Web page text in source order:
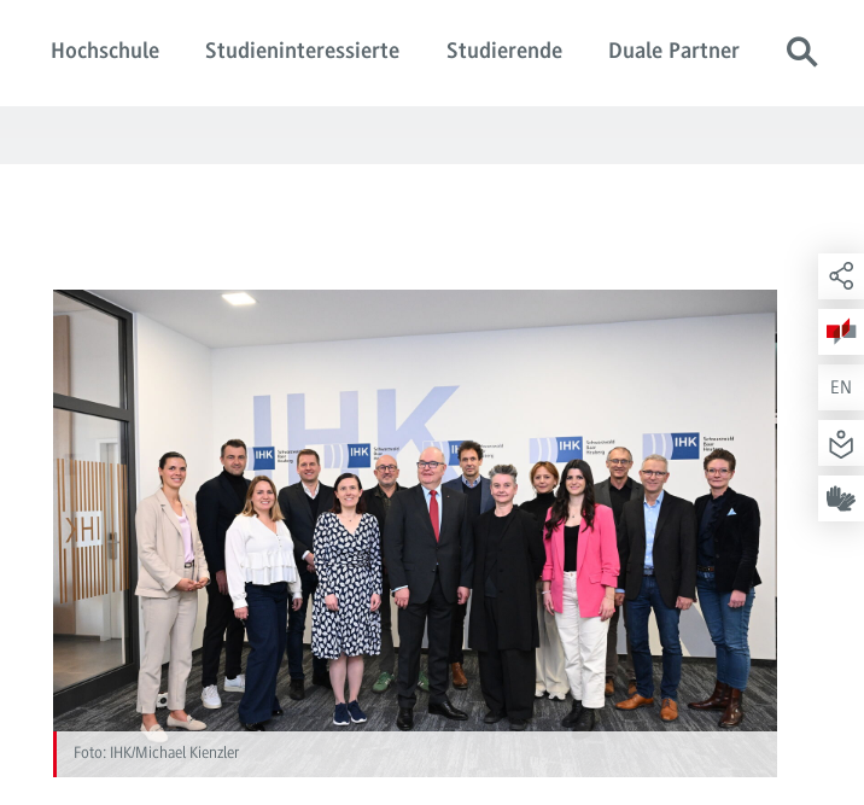
Hochschule Studieninteressierte Studierende Duale Partner
EN
Foto: IHK/Michael Kienzler